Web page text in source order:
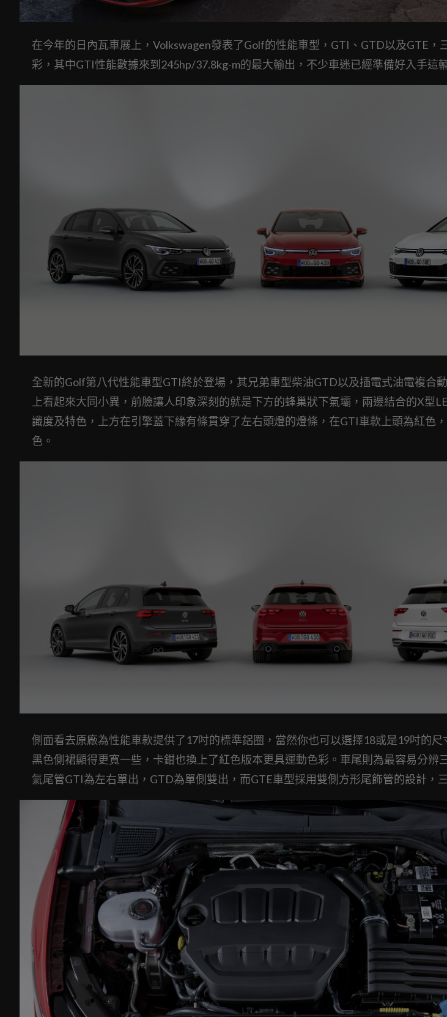
在今年的日內瓦車展上，Volkswagen發表了Golf的性能車型，GTI、GTD以及GTE，
彩，其中GTI性能數據來到245hp/37.8kg-m的最大輸出，不少車迷已經準備好入手這
全新的Golf第八代性能車型GTI終於登場，其兄弟車型柴油GTD以及插電式油電複合
上看起來大同小異，前臉讓人印象深刻的就是下方的蜂巢狀下氣壩，兩邊結合的X型
識度及特色，上方在引擎蓋下緣有條貫穿了左右頭燈的燈條，在GTI車款上頭為紅色
色。
側面看去原廠為性能車款提供了17吋的標準鋁圈，當然你也可以選擇18或是19吋的
黑色側裙顯得更寬一些，卡鉗也換上了紅色版本更具運動色彩。車尾則為最容易分辨
氣尾管GTI為左右單出，GTD為單側雙出，而GTE車型採用雙側方形尾飾管的設計，